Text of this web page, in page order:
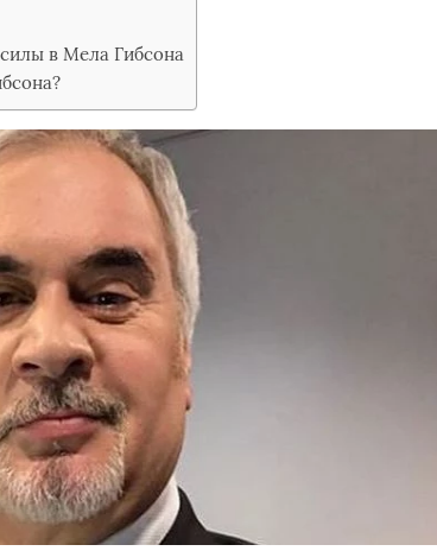
в Мела Гибсона